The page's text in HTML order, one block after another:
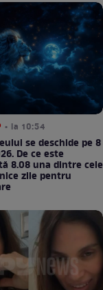
• la 10:54
se deschide pe 8
De ce este
8.08 una dintre cele
zile pentru